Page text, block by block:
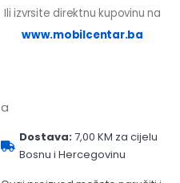
Ili izvrsite direktnu kupovinu na
www.mobilcentar.ba
a
Dostava:7,00 KM za cijelu
Bosnu i Hercegovinu